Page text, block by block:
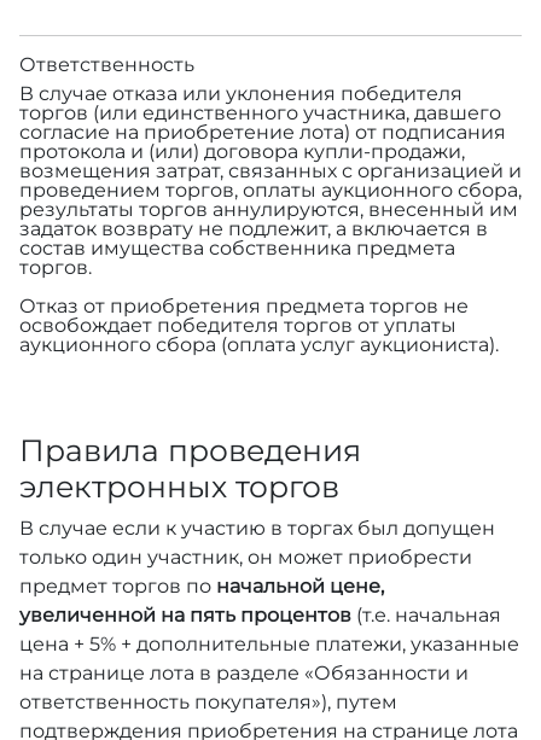
Ответственность
В случае отказа или уклонения победителя
торгов (или единственного участника, давшего
согласие на приобретение лота) от подписания
протокола и (или) договора купли-продажи,
возмещения затрат, связанных с организацией и
проведением торгов, оплаты аукционного сбора,
результаты торгов аннулируются, внесенный им
задаток возврату не подлежит, а включается в
состав имущества собственника предмета
торгов.
Отказ от приобретения предмета торгов не
освобождает победителя торгов от уплаты
аукционного сбора (оплата услуг аукциониста).
Правила проведения
электронных торгов
В случае если к участию в торгах был допущен
только один участник, он может приобрести
предмет торгов по начальной цене,
увеличенной на пять процентов (т.е. начальная
цена + 5% + дополнительные платежи, указанные
на странице лота в разделе «Обязанности и
ответственность покупателя»), путем
подтверждения приобретения на странице лота